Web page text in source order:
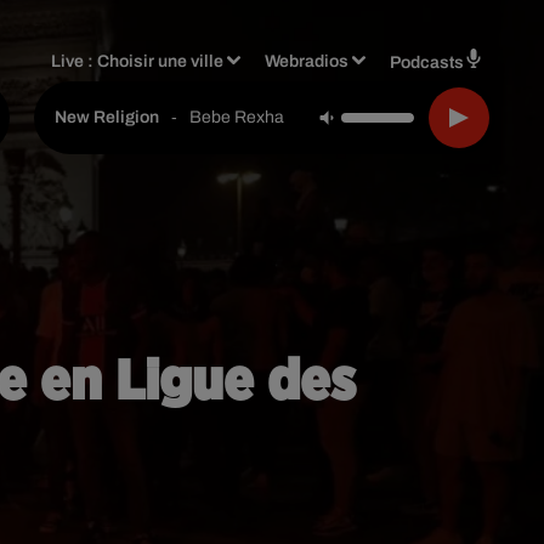
Live :Choisir une ville Webradios Podcasts
New Religion - Bebe Rexha
en Ligue des